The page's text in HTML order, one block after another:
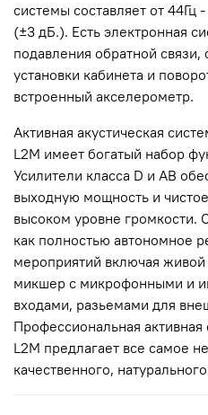
системы составляет от 44Гц
(±3 дБ.). Есть электронная
подавления обратной
установки кабинета и
встроенный акселерометр.
Активная акустическая
L2M имеет богатый набор
Усилители класса D и АВ
выходную мощность и
высоком уровне громкости.
как полностью автономное
мероприятий включая живой
микшер с микрофонными и
входами, разьемами для
Профессиональная активная
L2M предлагает все самое
качественного,